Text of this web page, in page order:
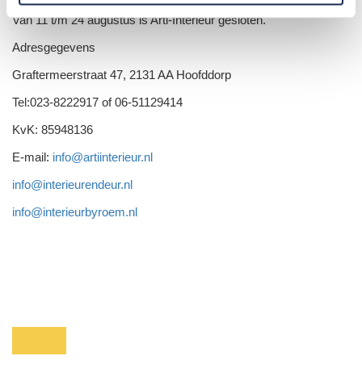
Van 11 t/m 24 augustus is Arti-Interieur gesloten.
Adresgegevens
Graftermeerstraat 47, 2131 AA Hoofddorp
Tel:023-8222917 of 06-51129414
KvK: 85948136
E-mail: info@artiinterieur.nl
info@interieurendeur.nl
info@interieurbyroem.nl